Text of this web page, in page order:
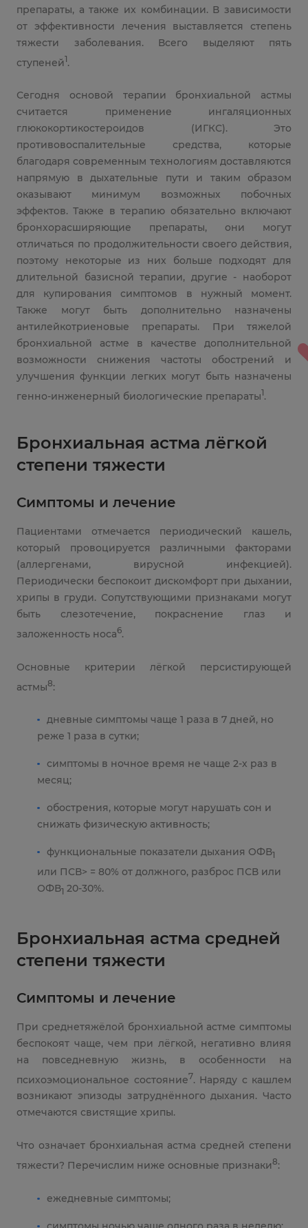
препараты, а также их комбинации. В зависимости
от эффективности лечения выставляется степень
тяжести заболевания. Всего выделяют пять
ступеней1.
Сегодня основой терапии бронхиальной астмы
считается применение ингаляционных
глюкокортикостероидов (ИГКС). Это
противовоспалительные средства, которые
благодаря современным технологиям доставляются
напрямую в дыхательные пути и таким образом
оказывают минимум возможных побочных
эффектов. Также в терапию обязательно включают
бронхорасширяющие препараты, они могут
отличаться по продолжительности своего действия,
поэтому некоторые из них больше подходят для
длительной базисной терапии, другие - наоборот
для купирования симптомов в нужный момент.
Также могут быть дополнительно назначены
антилейкотриеновые препараты. При тяжелой
бронхиальной астме в качестве дополнительной
возможности снижения частоты обострений и
улучшения функции легких могут быть назначены
генно-инженерный биологические препараты1 .
Бронхиальная астма лёгкой
степени тяжести
Симптомы и лечение
Пациентами отмечается периодический кашель,
который провоцируется различными факторами
(аллергенами, вирусной инфекцией).
Периодически беспокоит дискомфорт при дыхании,
хрипы в груди. Сопутствующими признаками могут
быть слезотечение, покраснение глаз и
заложенность носа6.
Основные критерии лёгкой персистирующей
астмы8:
дневные симптомы чаще 1 раза в 7 дней, но
реже 1 раза в сутки;
симптомы в ночное время не чаще 2-х раз в
месяц;
обострения, которые могут нарушать сон и
снижать физическую активность;
функциональные показатели дыхания ОФВ1
или ПСВ> = 80% от должного, разброс ПСВ или
ОФВ1 20-30%.
Бронхиальная астма средней
степени тяжести
Симптомы и лечение
При среднетяжёлой бронхиальной астме симптомы
беспокоят чаще, чем при лёгкой, негативно влияя
на повседневную жизнь, в особенности на
психоэмоциональное состояние7. Наряду с кашлем
возникают эпизоды затруднённого дыхания. Часто
отмечаются свистящие хрипы.
Что означает бронхиальная астма средней степени
тяжести? Перечислим ниже основные признаки8:
ежедневные симптомы;